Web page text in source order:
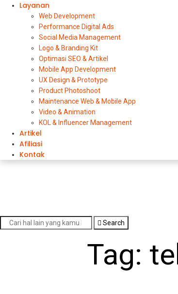
Layanan
Web Development
Performance Digital Ads
Social Media Management
Logo & Branding Kit
Optimasi SEO & Artikel
Mobile App Development
UX Design & Prototype
Product Photoshoot
Maintenance Web & Mobile App
Video & Animation
KOL & Influencer Management
Artikel
Afiliasi
Kontak
Search
Tag: